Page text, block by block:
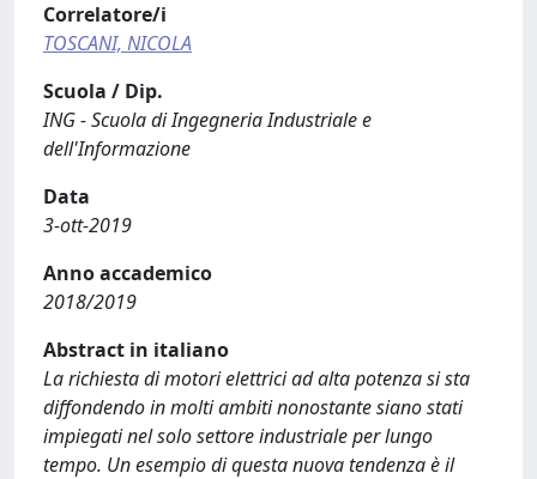
Correlatore/i
TOSCANI, NICOLA
Scuola / Dip.
ING - Scuola di Ingegneria Industriale e
dell'Informazione
Data
3-ott-2019
Anno accademico
2018/2019
Abstract in italiano
La richiesta di motori elettrici ad alta potenza si sta
diffondendo in molti ambiti nonostante siano stati
impiegati nel solo settore industriale per lungo
tempo. Un esempio di questa nuova tendenza è il